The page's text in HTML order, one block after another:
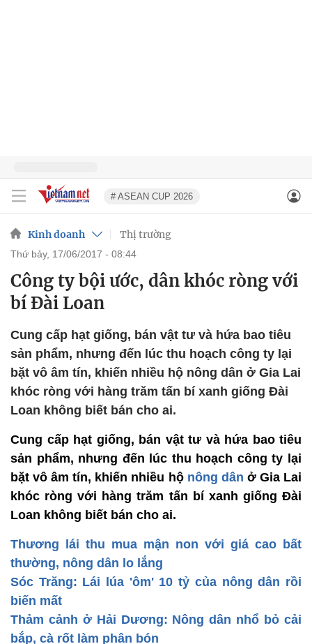
# ASEAN CUP 2026
Kinh doanh Thị trường
thứ bảy, 17/06/2017 - 08:44
Công ty bội ước, dân khóc ròng với
bí Đài Loan
Cung cấp hạt giống, bán vật tư và hứa bao tiêu
sản phẩm, nhưng đến lúc thu hoạch công ty lại
bặt vô âm tín, khiến nhiều hộ nông dân ở Gia Lai
khóc ròng với hàng trăm tấn bí xanh giống Đài
Loan không biết bán cho ai.
Cung cấp hạt giống, bán vật tư và hứa bao tiêu
sản phẩm, nhưng đến lúc thu hoạch công ty lại
bặt vô âm tín, khiến nhiều hộ nông dân ở Gia Lai
khóc ròng với hàng trăm tấn bí xanh giống Đài
Loan không biết bán cho ai.
Thương lái thu mua mận non với giá cao bất
thường, nông dân lo lắng
Sóc Trăng: Lái lúa 'ôm' 10 tỷ của nông dân rồi
biến mất
Thảm cảnh ở Hải Dương: Nông dân nhổ bỏ cải
bắp, cà rốt làm phân bón